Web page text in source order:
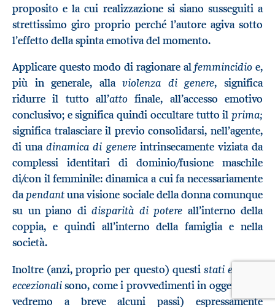
proposito e la cui realizzazione si siano susseguiti a
strettissimo giro proprio perché l’autore agiva sotto
l’effetto della spinta emotiva del momento.
Applicare questo modo di ragionare alfemmincidio e,
più in generale, allaviolenza di genere, significa
ridurre il tutto all’atto finale, all’accesso emotivo
conclusivo; e significa quindi occultare tutto il prima;
significa tralasciare il previo consolidarsi, nell’agente,
di unadinamica di genereintrinsecamente viziata da
complessi identitari di dominio/fusione maschile
di/con il femminile: dinamica a cui fa necessariamente
dapendantuna visione sociale della donna comunque
su un piano di disparità di potere all’interno della
coppia, e quindi all’interno della famiglia e nella
società.
Inoltre (anzi, proprio per questo) questi stati emotivi
eccezionalisono, come i provvedimenti in oggetto (ne
vedremo a breve alcuni passi) espressamente